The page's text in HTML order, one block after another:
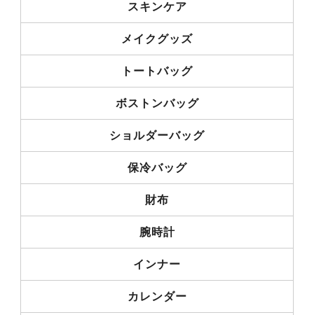
スキンケア
メイクグッズ
トートバッグ
ボストンバッグ
ショルダーバッグ
保冷バッグ
財布
腕時計
インナー
カレンダー